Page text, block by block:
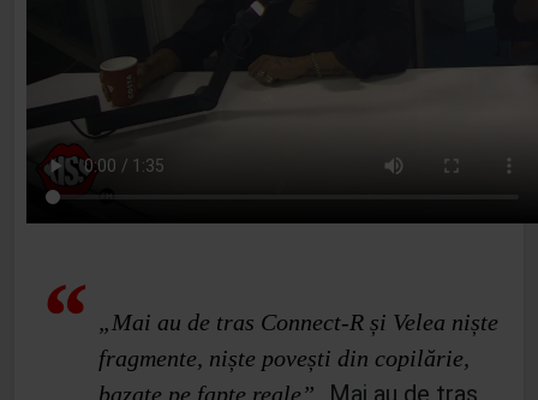
„Mai au de tras Connect-R și Velea niște
fragmente, niște povești din copilărie,
bazate pe fapte reale”.